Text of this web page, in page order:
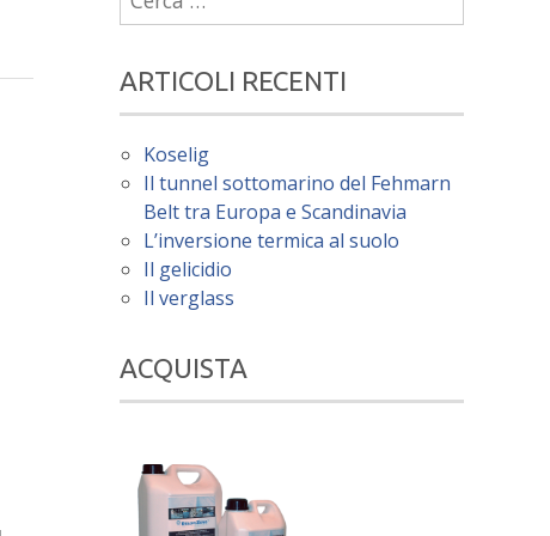
per:
ARTICOLI RECENTI
Koselig
Il tunnel sottomarino del Fehmarn
Belt tra Europa e Scandinavia
L’inversione termica al suolo
Il gelicidio
Il verglass
ACQUISTA